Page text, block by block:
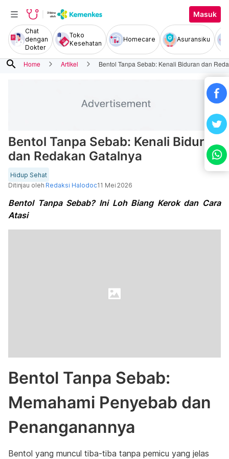
Masuk
Chat
dengan
Dokter
Toko
Kesehatan
Homecare Asuransiku
search Home Artikel Bentol Tanpa Sebab: Kenali Biduran dan
Bentol Tanpa Sebab: Kenali Biduran
dan Redakan Gatalnya
Hidup Sehat
Ditinjau oleh Redaksi Halodoc11 Mei 2026
Bentol Tanpa Sebab? Ini Loh Biang Kerok dan Cara
Atasi
Bentol Tanpa Sebab:
Memahami Penyebab dan
Penanganannya
Bentol yang muncul tiba-tiba tanpa pemicu yang jelas